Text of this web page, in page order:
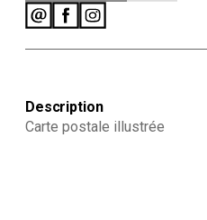
Description
Carte postale illustrée